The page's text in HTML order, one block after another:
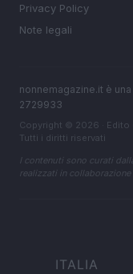
Privacy Policy
Note legali
nonnemagazine.it è
2729933
Copyright © 2026 · Edito
Tutti i diritti riservati
I contenuti sono curati
realizzati in
ITALIA